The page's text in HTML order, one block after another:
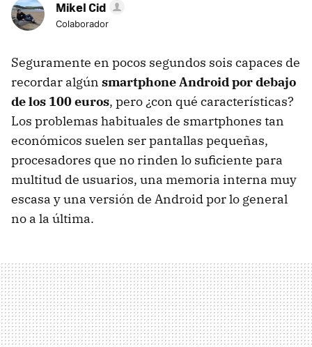
Mikel Cid
Colaborador
Seguramente en pocos segundos sois capaces de
recordar algún smartphone Android por debajo
de los 100 euros, pero ¿con qué características?
Los problemas habituales de smartphones tan
económicos suelen ser pantallas pequeñas,
procesadores que no rinden lo suficiente para
multitud de usuarios, una memoria interna muy
escasa y una versión de Android por lo general
no a la última.